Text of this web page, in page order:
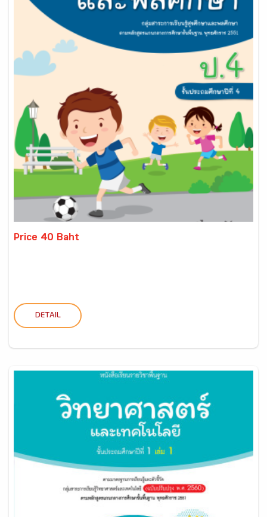
Price 40 Baht
DETAIL